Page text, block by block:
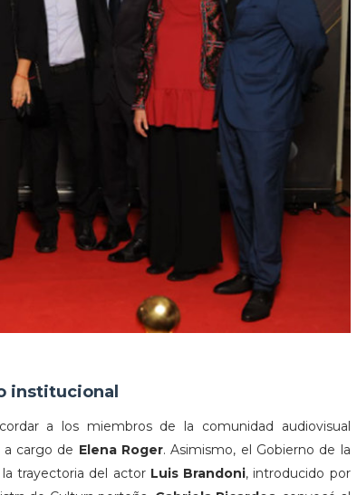
institucional
a los miembros de la comunidad audiovisual
cargo de Elena Roger. Asimismo, el Gobierno de la
trayectoria del actor Luis Brandoni, introducido por